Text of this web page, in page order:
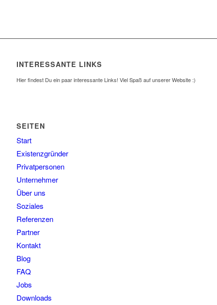
INTERESSANTE LINKS
Hier findest Du ein paar interessante Links! Viel Spaß auf unserer Website :)
SEITEN
Start
Existenzgründer
Privatpersonen
Unternehmer
Über uns
Soziales
Referenzen
Partner
Kontakt
Blog
FAQ
Jobs
Downloads